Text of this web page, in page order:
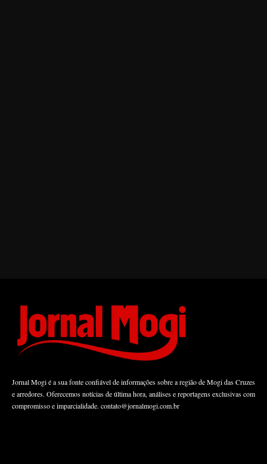
Jornal Mogi é a sua fonte confiável de informações sobre a região de Mogi das Cruzes
e arredores. Oferecemos notícias de última hora, análises e reportagens exclusivas com
compromisso e imparcialidade. contato@jornalmogi.com.br